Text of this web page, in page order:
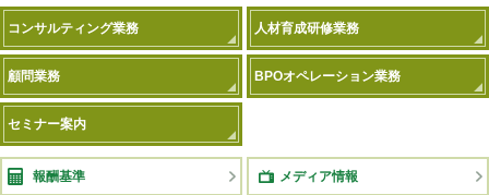
コンサルティング業務 人材育成研修業務
顧問業務 BPOオペレーション業務
セミナー案内
報酬基準 メディア情報